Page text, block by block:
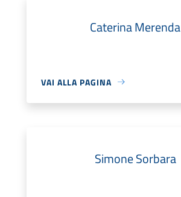
Caterina Merenda
VAI ALLA PAGINA
Simone Sorbara